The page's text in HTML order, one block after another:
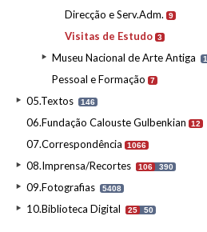
Direcção e Serv.Adm. 9
Visitas de Estudo 3
Museu Nacional de Arte Antiga 1
Pessoal e Formação 7
05.Textos 146
06.Fundação Calouste Gulbenkian 12
07.Correspondência 1066
08.Imprensa/Recortes 106 390
09.Fotografias 5408
10.Biblioteca Digital 25 50